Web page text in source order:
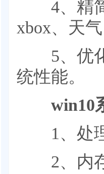
4、精简
xbox、天
5、优化
统性能。
win10系
1、处理
2、内存